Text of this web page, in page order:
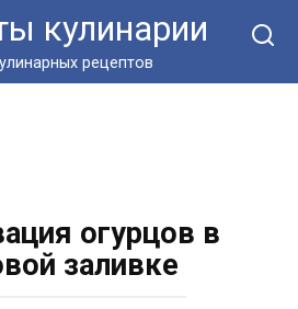
кулинарии
рецептов
огурцов в
заливке